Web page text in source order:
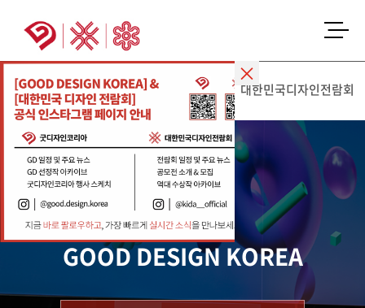
GOOD DESIGN KOREA 대한민국디자인전람회
DESIGNDriven Innovation
GOOD DESIGN KOREA